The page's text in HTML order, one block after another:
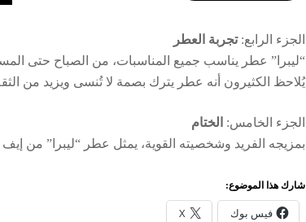
الجزء الرابع:تجربة العطر
“ليبرا” عطر يناسب جميع المناسبات، من الصباح حتى
يُلاحظ الكثيرون أنه عطر يترك بصمة لا تُنسى ويزيد من
الجزء الخامس: الختام
بمزيجه الفريد وشخصيته القوية، يمثل عطر “ليبرا” من
شارك هذا الموضوع:
فيس بوك X